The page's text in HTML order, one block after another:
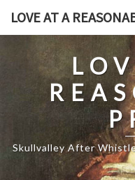
LOVE AT A
Skullvalley After